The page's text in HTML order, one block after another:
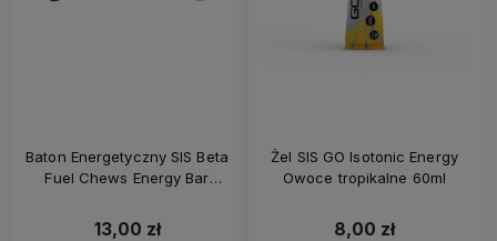
Baton Energetyczny SIS Beta
Fuel Chews Energy Bar
13,00 zł
Żel SIS GO Isotonic Energy
Owoce tropikalne 60ml
8,00 zł